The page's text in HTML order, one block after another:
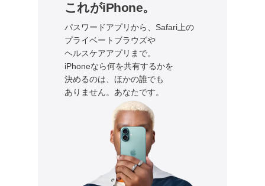
これがiPhone。
パスワードアプリから、Safari上の
プライベートブラウズや
ヘルスケアアプリまで。
iPhoneなら何を共有するかを
決めるのは、ほかの誰でも
ありません。あなたです。